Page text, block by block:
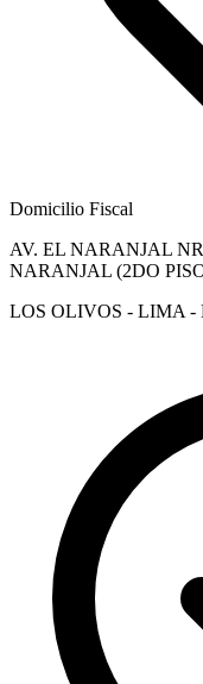
Domicilio Fiscal
AV. EL NARANJAL
NARANJAL (2DO
LOS OLIVOS - LIMA -